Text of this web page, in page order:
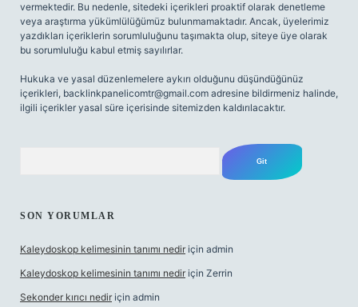
vermektedir. Bu nedenle, sitedeki içerikleri proaktif olarak denetleme
veya araştırma yükümlülüğümüz bulunmamaktadır. Ancak, üyelerimiz
yazdıkları içeriklerin sorumluluğunu taşımakta olup, siteye üye olarak
bu sorumluluğu kabul etmiş sayılırlar.
Hukuka ve yasal düzenlemelere aykırı olduğunu düşündüğünüz
içerikleri, backlinkpanelicomtr@gmail.com adresine bildirmeniz halinde,
ilgili içerikler yasal süre içerisinde sitemizden kaldırılacaktır.
SON YORUMLAR
Kaleydoskop kelimesinin tanımı nedir için admin
Kaleydoskop kelimesinin tanımı nedir için Zerrin
Sekonder kırıcı nedir için admin